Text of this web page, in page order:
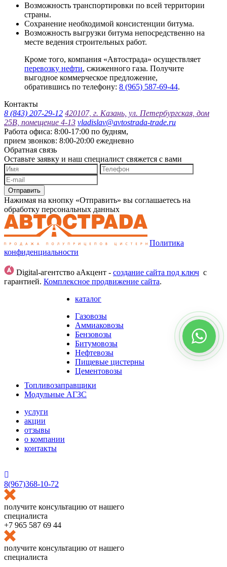
Возможность транспортировки по всей территории
страны.
Сохранение необходимой консистенции битума.
Возможность выгрузки битума непосредственно на
месте ведения строительных работ.
Кроме того, компания «Автострада» осуществляет
перевозку нефти, сжиженного газа. Получите
выгодное коммерческое предложение,
обратившись по телефону: 8 (965) 587-69-44.
Контакты
8 (843) 207-29-12 420107, г. Казань, ул. Петербургская, дом
25В, помещение 4-13 vladislav@avtostrada-trade.ru
Работа офиса: 8:00-17:00 по будням,
прием звонков: 8:00-20:00 ежедневно
Обратная связь
Оставьте заявку и наш специалист свяжется с вами
Отправить
Нажимая на кнопку «Отправить» вы соглашаетесь на
обработку персональных данных
Политика
конфиденциальности
Digital-агентство аАкцент - создание сайта под ключ с
гарантией. Комплексное продвижение сайта.
каталог
Газовозы
Аммиаковозы
Бензовозы
Битумовозы
Нефтевозы
Пищевые цистерны
Цементовозы
Топливозаправщики
Модульные АГЗС
услуги
акции
отзывы
о компании
контакты
8(967)368-10-72
получите консультацию от нашего
специалиста
+7 965 587 69 44
получите консультацию от нашего
специалиста